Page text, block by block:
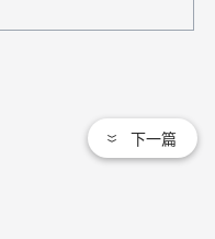
下一篇